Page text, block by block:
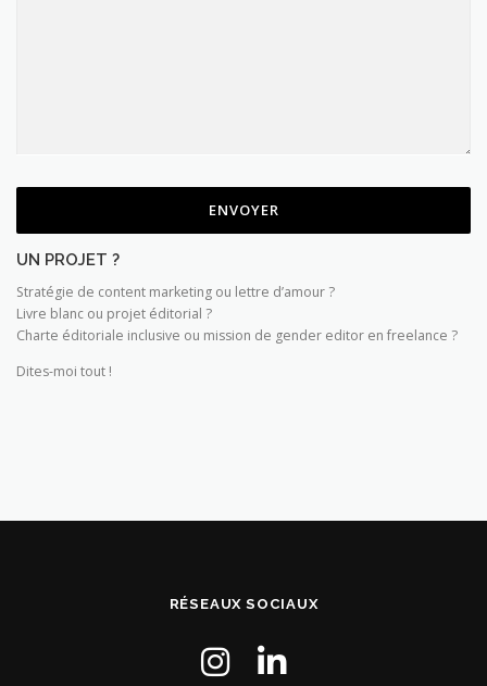
UN PROJET ?
Stratégie de content marketing ou lettre d’amour ?
Livre blanc ou projet éditorial ?
Charte éditoriale inclusive ou mission de gender editor en freelance ?
Dites-moi tout !
RÉSEAUX SOCIAUX